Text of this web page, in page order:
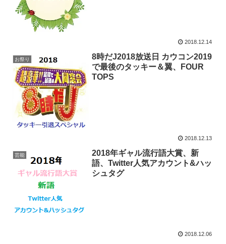
2018.12.14
お祭り
8時だJ2018放送日 カウコン2019
で最後のタッキー＆翼、FOUR
TOPS
2018.12.13
芸能
2018年ギャル流行語大賞、新
語、Twitter人気アカウント&ハッ
シュタグ
2018.12.06